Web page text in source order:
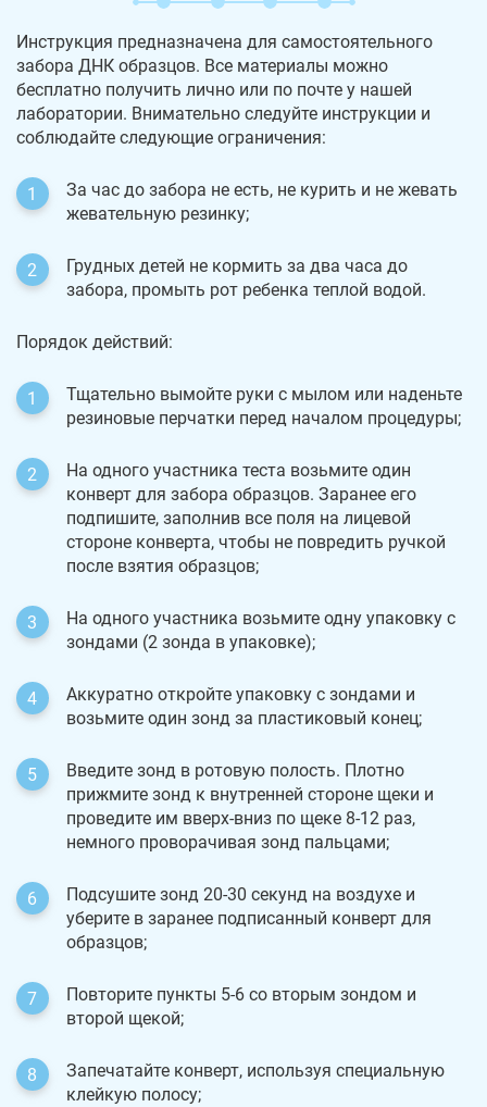
Инструкция предназначена для самостоятельного
забора ДНК образцов. Все материалы можно
бесплатно получить лично или по почте у нашей
лаборатории. Внимательно следуйте инструкции и
соблюдайте следующие ограничения:
За час до забора не есть, не курить и не жевать
жевательную резинку;
Грудных детей не кормить за два часа до
забора, промыть рот ребенка теплой водой.
Порядок действий:
Тщательно вымойте руки с мылом или наденьте
резиновые перчатки перед началом процедуры;
На одного участника теста возьмите один
конверт для забора образцов. Заранее его
подпишите, заполнив все поля на лицевой
стороне конверта, чтобы не повредить ручкой
после взятия образцов;
На одного участника возьмите одну упаковку с
зондами (2 зонда в упаковке);
Аккуратно откройте упаковку с зондами и
возьмите один зонд за пластиковый конец;
Введите зонд в ротовую полость. Плотно
прижмите зонд к внутренней стороне щеки и
проведите им вверх-вниз по щеке 8-12 раз,
немного проворачивая зонд пальцами;
Подсушите зонд 20-30 секунд на воздухе и
уберите в заранее подписанный конверт для
образцов;
Повторите пункты 5-6 со вторым зондом и
второй щекой;
Запечатайте конверт, используя специальную
клейкую полосу;